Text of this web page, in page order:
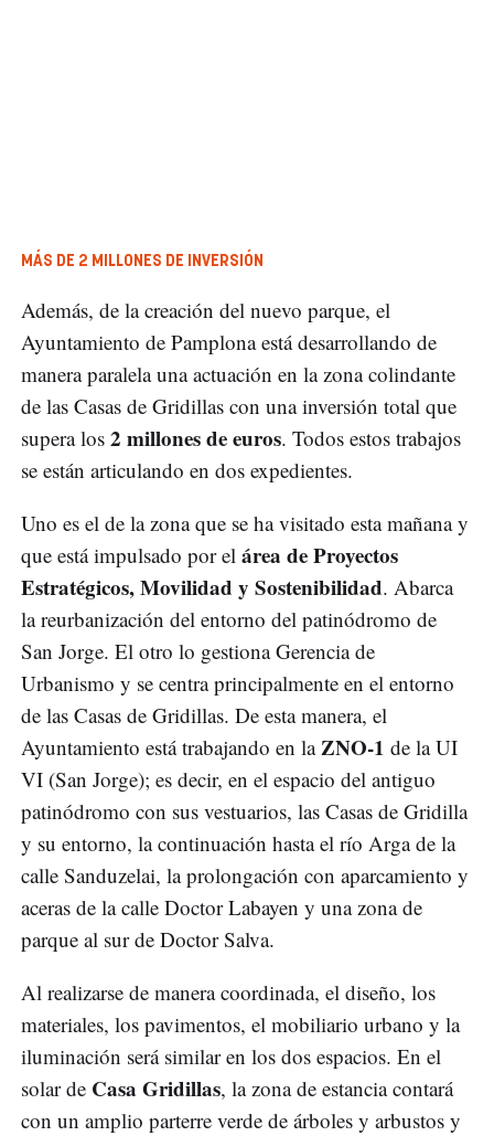
MÁS DE 2 MILLONES DE INVERSIÓN
Además, de la creación del nuevo parque, el
Ayuntamiento de Pamplona está desarrollando de
manera paralela una actuación en la zona colindante
de las Casas de Gridillas con una inversión total que
supera los 2 millones de euros. Todos estos trabajos
se están articulando en dos expedientes.
Uno es el de la zona que se ha visitado esta mañana y
que está impulsado por el área de Proyectos
Estratégicos, Movilidad y Sostenibilidad. Abarca
la reurbanización del entorno del patinódromo de
San Jorge. El otro lo gestiona Gerencia de
Urbanismo y se centra principalmente en el entorno
de las Casas de Gridillas. De esta manera, el
Ayuntamiento está trabajando en laZNO-1 de la UI
VI (San Jorge); es decir, en el espacio del antiguo
patinódromo con sus vestuarios, las Casas de Gridilla
y su entorno, la continuación hasta el río Arga de la
calle Sanduzelai, la prolongación con aparcamiento y
aceras de la calle Doctor Labayen y una zona de
parque al sur de Doctor Salva.
Al realizarse de manera coordinada, el diseño, los
materiales, los pavimentos, el mobiliario urbano y la
iluminación será similar en los dos espacios. En el
solar de Casa Gridillas, la zona de estancia contará
con un amplio parterre verde de árboles y arbustos y